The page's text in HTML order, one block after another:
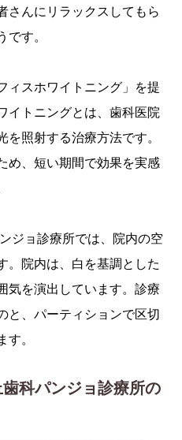
さんにリラックスしてもら
す。
ィスホワイトニング」を提
イトニングとは、歯科医院
照射する治療方法です。
め、短い期間で効果を実感
ジョ診療所では、院内の空
。院内は、白を基調とした
気を演出しています。診療
と、パーティションで区切
。
科パンジョ診療所の